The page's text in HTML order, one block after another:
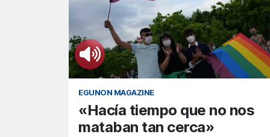
EGUNON MAGAZINE
«Hacía tiempo que no nos
mataban tan cerca»